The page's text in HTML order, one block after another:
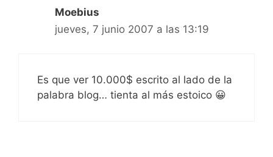
Moebius
jueves, 7 junio 2007 a las 13:19
Es que ver 10.000$ escrito al lado de la
palabra blog… tienta al más estoico 😀